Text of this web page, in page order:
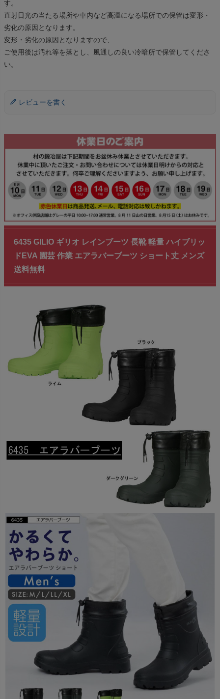
す。
直射日光の当たる場所や車内など高温になる場所での保管は変形・
劣化の原因となります。
変形・劣化の原因となりますので、
ご使用後は汚れ等を落とし、風通しの良い冷暗所で保管してくださ
い。
レビューを書く
6435 GILIO ギリオ レインブーツ 長靴 軽量 ハイブリッ
ドEVA 園芸 作業 エアラバーブーツ ショート丈 メンズ
送料無料